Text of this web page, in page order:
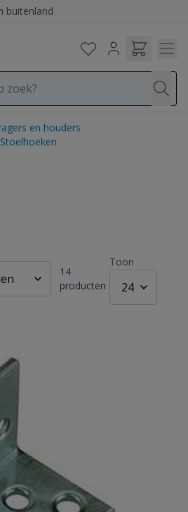
buitenland
en houders
Stoelhoeken
14
producten
Toon